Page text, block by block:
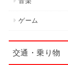
ゲーム
交通・乗り物